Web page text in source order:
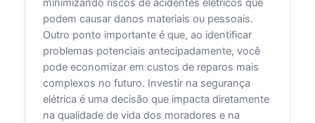
minimizando riscos de acidentes elétricos que
podem causar danos materiais ou pessoais.
Outro ponto importante é que, ao identificar
problemas potenciais antecipadamente, você
pode economizar em custos de reparos mais
complexos no futuro. Investir na segurança
elétrica é uma decisão que impacta diretamente
na qualidade de vida dos moradores e na